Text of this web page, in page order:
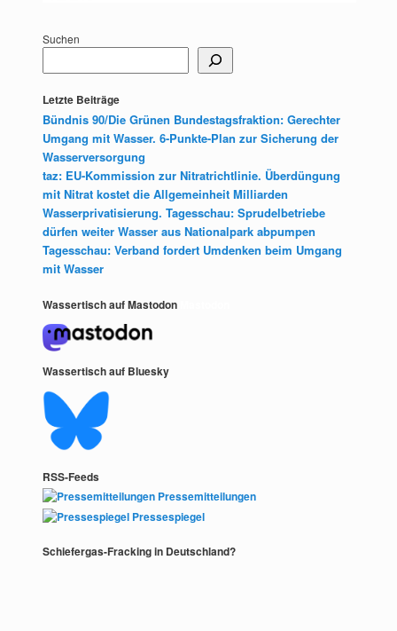
Suchen
Letzte Beiträge
Bündnis 90/Die Grünen Bundestagsfraktion: Gerechter
Umgang mit Wasser. 6-Punkte-Plan zur Sicherung der
Wasserversorgung
taz: EU-Kommission zur Nitratrichtlinie. Überdüngung
mit Nitrat kostet die Allgemeinheit Milliarden
Wasserprivatisierung. Tagesschau: Sprudelbetriebe
dürfen weiter Wasser aus Nationalpark abpumpen
Tagesschau: Verband fordert Umdenken beim Umgang
mit Wasser
Wassertisch auf Mastodon
Wassertisch auf Bluesky
RSS-Feeds
Pressemitteilungen
Pressespiegel
Schiefergas-Fracking in Deutschland?